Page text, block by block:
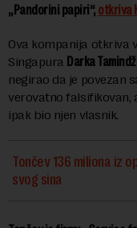
„Pandorini papiri“, otkriva
Ova kompanija otkriva
Singapura Darka
negirao da je povezan
verovatno falsifikovan,
ipak bio njen vlasnik.
Tončev 136 miliona iz
svog sina